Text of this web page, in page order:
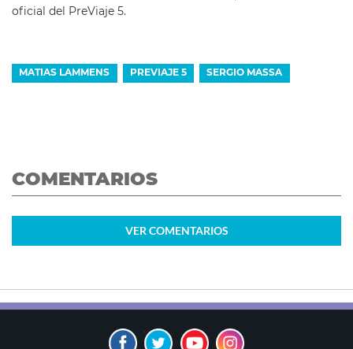
oficial del PreViaje 5.
MATIAS LAMMENS PREVIAJE 5 SERGIO MASSA
COMENTARIOS
VER COMENTARIOS